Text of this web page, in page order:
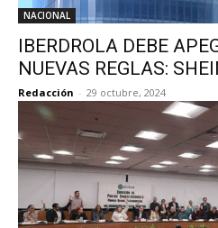
NACIONAL
IBERDROLA DEBE
NUEVAS REGLAS:
Redacción - 29 octubre, 2024